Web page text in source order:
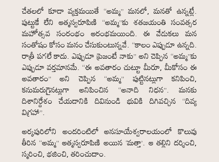
చేతలలో కూడా వ్యక్తమయితే “అమ్మ” మనలో, మనతో ఉన్నట్లే.
పుట్టుకే లేని ఆత్మస్వరూపిణి “అమ్మ”కు శతజయంతి సంవత్సర
మహోత్సవ సంరంభం ఆరంభమయింది. ఈ వేడుకలు మన
సంతోషం కోసం మనం చేసుకుంటున్నవే. “కాలం ఎప్పుడూ ఉన్నది.
రాత్రీ పగలే కాదు. ఎప్పుడూ ప్రెజంటే నాకు” అని చెప్పిన “అమ్మ”కు
ఎప్పుడూ వర్తమానమే. “ఈ అవతారం చుట్టూ మీరూ, మీకోసం ఈ
అవతారం” అని చెప్పిన “అమ్మ” పుట్టినట్లుగా కనిపించి,
కనుమరుగైనట్లుగా అనిపించిన “అనాది నిధన”. మనకు
దిశానిర్దేశం చేయడానికి దివినుండి భువికి దిగివచ్చిన “దివ్య
విగ్రహా”.
అర్కపురిలోని అందరింటిలో అనసూయేశ్వరాలయంలో కొలువు
తీరిన “అమ్మ” ఆత్మస్వరూపిణి అయిన ‘మత్తా’. ఆ తల్లిని దర్శించి,
స్మరించి, భజించి, తరించుదాం.